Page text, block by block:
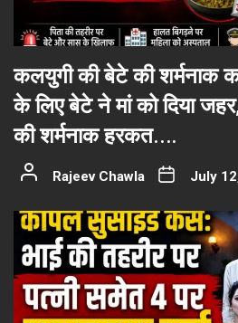
कलयुगी की बेटे की शर्मनाक
के लिए बेटे ने मां को दिया
की शर्मनाक हरकत….
Rajeev Chawla July